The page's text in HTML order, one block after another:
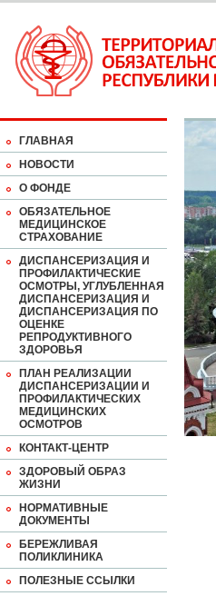
ГЛАВНАЯ
НОВОСТИ
О ФОНДЕ
ОБЯЗАТЕЛЬНОЕ
МЕДИЦИНСКОЕ
СТРАХОВАНИЕ
ДИСПАНСЕРИЗАЦИЯ И
ПРОФИЛАКТИЧЕСКИЕ
ОСМОТРЫ, УГЛУБЛЕННАЯ
ДИСПАНСЕРИЗАЦИЯ И
ДИСПАНСЕРИЗАЦИЯ ПО
ОЦЕНКЕ
РЕПРОДУКТИВНОГО
ЗДОРОВЬЯ
ПЛАН РЕАЛИЗАЦИИ
ДИСПАНСЕРИЗАЦИИ И
ПРОФИЛАКТИЧЕСКИХ
МЕДИЦИНСКИХ
ОСМОТРОВ
КОНТАКТ-ЦЕНТР
ЗДОРОВЫЙ ОБРАЗ
ЖИЗНИ
НОРМАТИВНЫЕ
ДОКУМЕНТЫ
БЕРЕЖЛИВАЯ
ПОЛИКЛИНИКА
ПОЛЕЗНЫЕ ССЫЛКИ